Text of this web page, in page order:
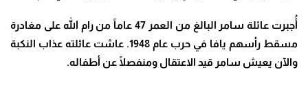
أُجبرت عائلة سامر البالغ من العمر 47 عاماً من رام الله على مغادرة
مسقط رأسهم يافا في حرب عام 1948. عاشت عائلته عذاب النكبة
والآن يعيش سامر قيد الاعتقال ومنفصلًا عن أطفاله.